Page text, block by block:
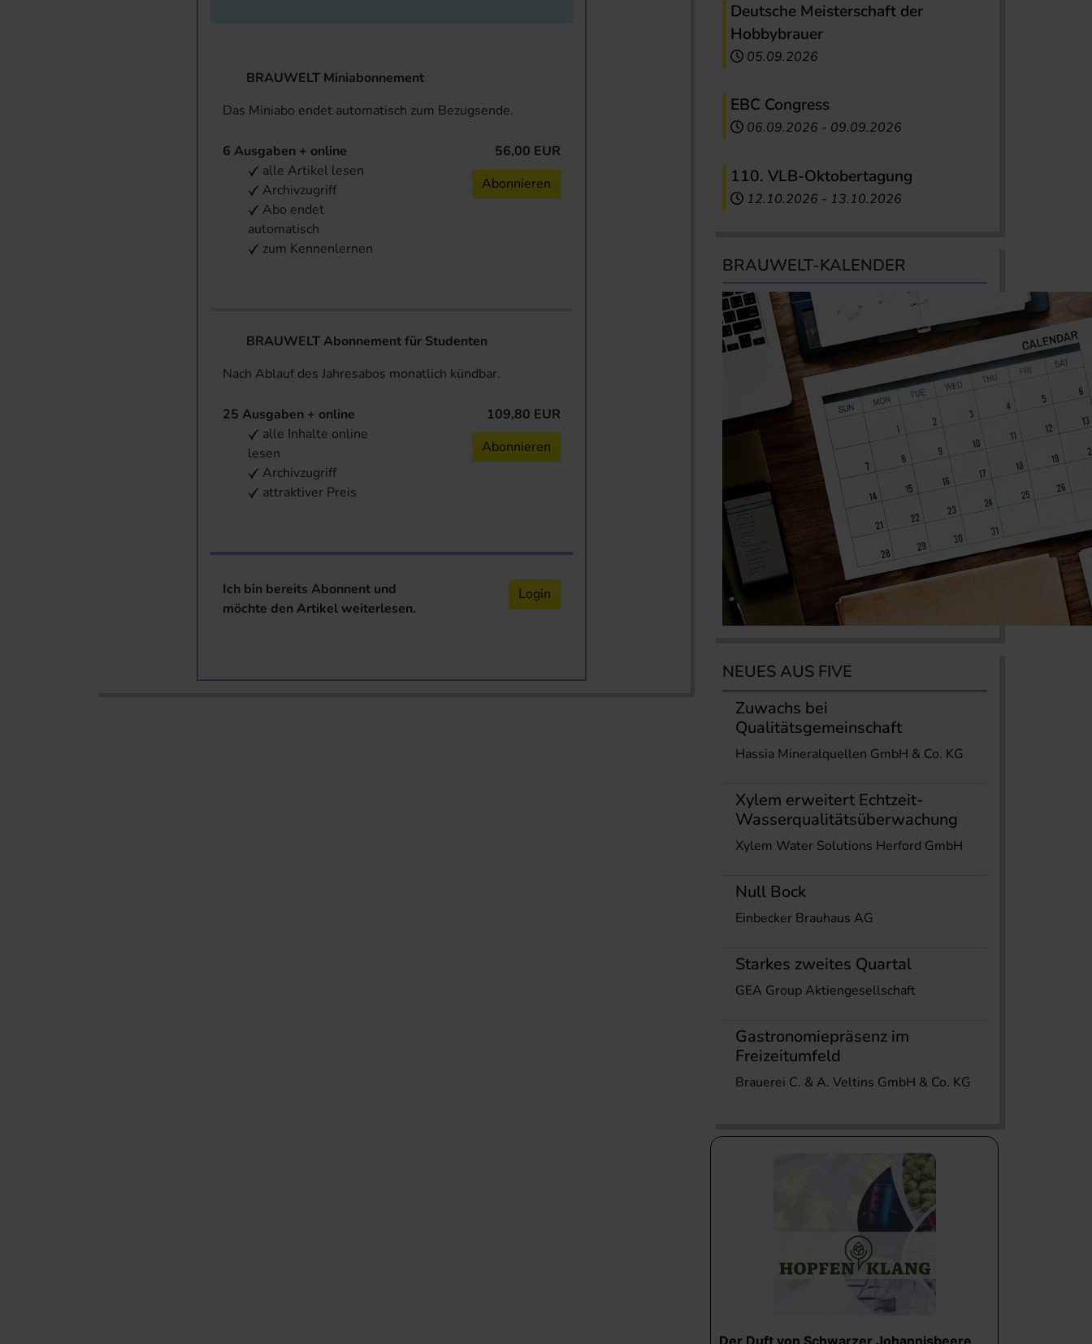
BRAUWELT Miniabonnement
Das Miniabo endet automatisch zum Bezugsende.
6 Ausgaben + online
alle Artikel lesen
Archivzugriff
Abo endet
automatisch
zum Kennenlernen
56,00 EUR
Abonnieren
BRAUWELT Abonnement für Studenten
Nach Ablauf des Jahresabos monatlich kündbar.
25 Ausgaben + online
alle Inhalte online
lesen
Archivzugriff
attraktiver Preis
109,80 EUR
Abonnieren
Ich bin bereits Abonnent und
möchte den Artikel weiterlesen.
Login
Deutsche Meisterschaft der
Hobbybrauer
05.09.2026
EBC Congress
06.09.2026 - 09.09.2026
110. VLB-Oktobertagung
12.10.2026 - 13.10.2026
BRAUWELT-KALENDER
NEUES AUS FIVE
Zuwachs bei
Qualitätsgemeinschaft
Hassia Mineralquellen GmbH & Co. KG
Xylem erweitert Echtzeit-
Wasserqualitätsüberwachung
Xylem Water Solutions Herford GmbH
Null Bock
Einbecker Brauhaus AG
Starkes zweites Quartal
GEA Group Aktiengesellschaft
Gastronomiepräsenz im
Freizeitumfeld
Brauerei C. & A. Veltins GmbH & Co. KG